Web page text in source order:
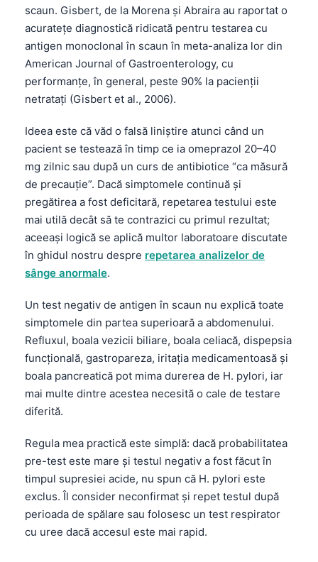
scaun. Gisbert, de la Morena și Abraira au raportat o
acuratețe diagnostică ridicată pentru testarea cu
antigen monoclonal în scaun în meta-analiza lor din
American Journal of Gastroenterology, cu
performanțe, în general, peste 90% la pacienții
netratați (Gisbert et al., 2006).
Ideea este că văd o falsă liniștire atunci când un
pacient se testează în timp ce ia omeprazol 20–40
mg zilnic sau după un curs de antibiotice “ca măsură
de precauție”. Dacă simptomele continuă și
pregătirea a fost deficitară, repetarea testului este
mai utilă decât să te contrazici cu primul rezultat;
aceeași logică se aplică multor laboratoare discutate
în ghidul nostru despre repetarea analizelor de
sânge anormale.
Un test negativ de antigen în scaun nu explică toate
simptomele din partea superioară a abdomenului.
Refluxul, boala vezicii biliare, boala celiacă, dispepsia
funcțională, gastropareza, iritația medicamentoasă și
boala pancreatică pot mima durerea de H. pylori, iar
mai multe dintre acestea necesită o cale de testare
diferită.
Regula mea practică este simplă: dacă probabilitatea
pre-test este mare și testul negativ a fost făcut în
timpul supresiei acide, nu spun că H. pylori este
exclus. Îl consider neconfirmat și repet testul după
perioada de spălare sau folosesc un test respirator
cu uree dacă accesul este mai rapid.